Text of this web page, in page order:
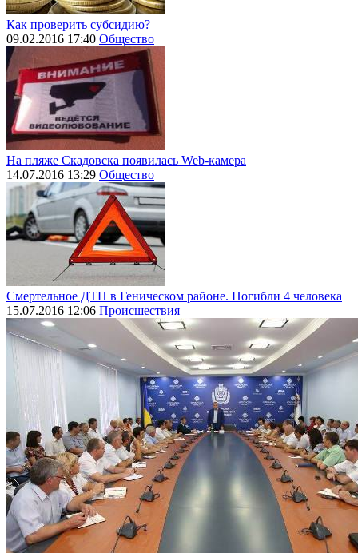
Как проверить субсидию?
09.02.2016 17:40 Общество
На пляже Скадовска появилась Web-камера
14.07.2016 13:29 Общество
Смертельное ДТП в Геническом районе. Погибли 4 человека
15.07.2016 12:06 Происшествия